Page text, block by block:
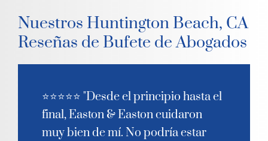
Nuestros Huntington Beach, CA
Reseñas de Bufete de Abogados
⭐⭐⭐⭐⭐ "Desde el principio hasta el
final, Easton & Easton cuidaron
muy bien de mí. No podría estar